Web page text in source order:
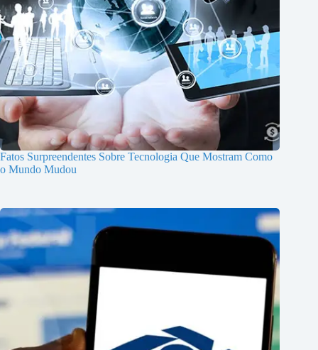
Fatos Surpreendentes Sobre Tecnologia Que Mostram Como
o Mundo Mudou